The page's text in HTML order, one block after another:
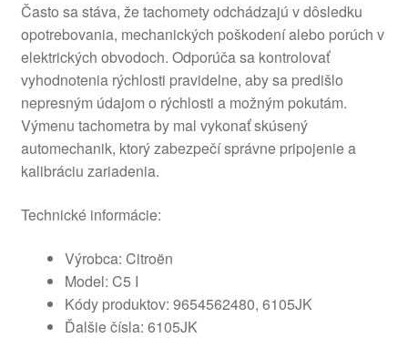
Často sa stáva, že tachomety odchádzajú v dôsledku
opotrebovania, mechanických poškodení alebo porúch v
elektrických obvodoch. Odporúča sa kontrolovať
vyhodnotenia rýchlosti pravidelne, aby sa predišlo
nepresným údajom o rýchlosti a možným pokutám.
Výmenu tachometra by mal vykonať skúsený
automechanik, ktorý zabezpečí správne pripojenie a
kalibráciu zariadenia.
Technické informácie:
Výrobca: Citroën
Model: C5 I
Kódy produktov: 9654562480, 6105JK
Ďalšie čísla: 6105JK